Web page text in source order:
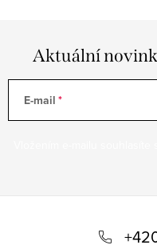
Aktuální
E-mail